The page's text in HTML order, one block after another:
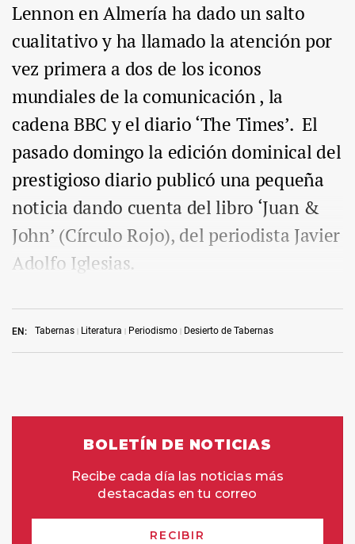
EN: Tabernas Literatura Periodismo Desierto de Tabernas
Lennon en Almería ha dado un salto
cualitativo y ha llamado la atención por
vez primera a dos de los iconos
mundiales de la comunicación , la
cadena BBC y el diario ‘The Times’. El
pasado domingo la edición dominical del
prestigioso diario publicó una pequeña
noticia dando cuenta del libro ‘Juan &
John’ (Círculo Rojo), del periodista Javier
Adolfo Iglesias.